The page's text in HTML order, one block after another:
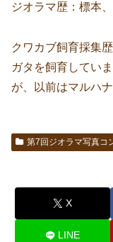
ジオラマ歴：標本
クワカブ飼育採集
ガタを飼育してい
が、以前はマルハ
第7回ジオラマ写真コ
X
LINE